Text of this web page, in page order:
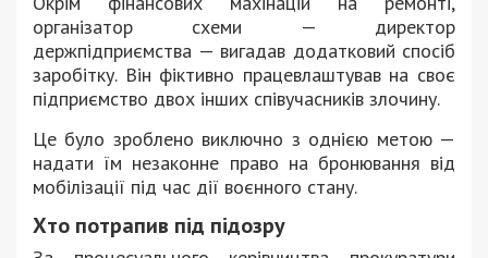
організатор схеми — директор
держпідприємства — вигадав додатковий спосіб
заробітку. Він фіктивно працевлаштував на своє
підприємство двох інших співучасників злочину.
Це було зроблено виключно з однією метою —
надати їм незаконне право на бронювання від
мобілізації під час дії воєнного стану.
Хто потрапив під підозру